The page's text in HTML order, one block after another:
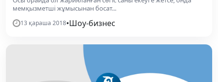
мемқызметші жұмысынан босат...
13 қараша 2018•Шоу-бизнес